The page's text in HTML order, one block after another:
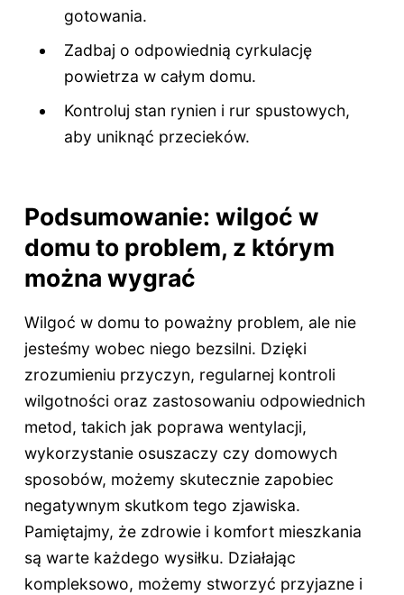
gotowania.
Zadbaj o odpowiednią cyrkulację
powietrza w całym domu.
Kontroluj stan rynien i rur spustowych,
aby uniknąć przecieków.
Podsumowanie: wilgoć w
domu to problem, z którym
można wygrać
Wilgoć w domu to poważny problem, ale nie
jesteśmy wobec niego bezsilni. Dzięki
zrozumieniu przyczyn, regularnej kontroli
wilgotności oraz zastosowaniu odpowiednich
metod, takich jak poprawa wentylacji,
wykorzystanie osuszaczy czy domowych
sposobów, możemy skutecznie zapobiec
negatywnym skutkom tego zjawiska.
Pamiętajmy, że zdrowie i komfort mieszkania
są warte każdego wysiłku. Działając
kompleksowo, możemy stworzyć przyjazne i